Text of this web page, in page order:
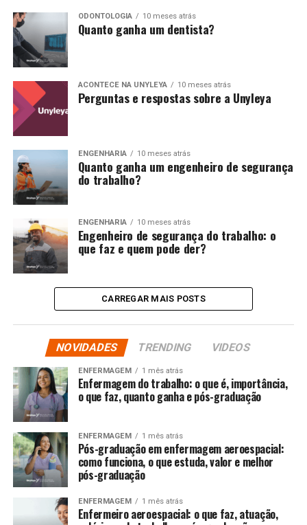
ODONTOLOGIA 10 meses atrás
Quanto ganha um dentista?
ACONTECE NA UNYLEYA 10 meses atrás
Perguntas e respostas sobre a Unyleya
ENGENHARIA 10 meses atrás
Quanto ganha um engenheiro de segurança
do trabalho​?
ENGENHARIA 10 meses atrás
Engenheiro de segurança do trabalho: o
que faz e quem pode der?
CARREGAR MAIS POSTS
NOVIDADES TRENDING VIDEOS
ENFERMAGEM 1 mês atrás
Enfermagem do trabalho: o que é, importância,
o que faz, quanto ganha e pós-graduação
ENFERMAGEM 1 mês atrás
Pós-graduação em enfermagem aeroespacial:
como funciona, o que estuda, valor e melhor
pós-graduação
ENFERMAGEM 1 mês atrás
Enfermeiro aeroespacial: o que faz, atuação,